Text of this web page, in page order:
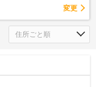
変更